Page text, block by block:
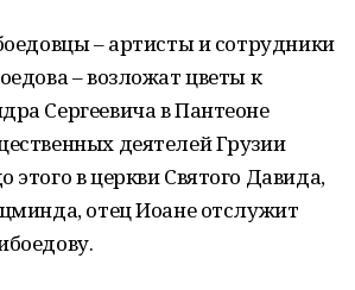
– артисты и сотрудники
– возложат цветы к
Сергеевича в Пантеоне
деятелей Грузии
в церкви Святого Давида,
отец Иоане отслужит